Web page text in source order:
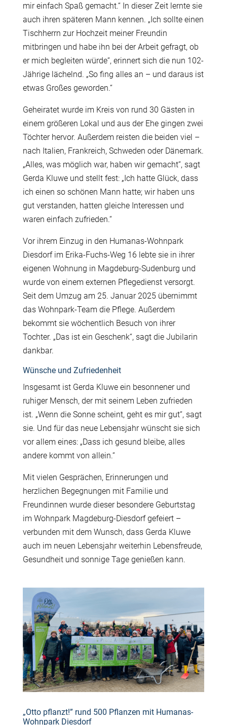
mir einfach Spaß gemacht.“ In dieser Zeit lernte sie
auch ihren späteren Mann kennen. „Ich sollte einen
Tischherrn zur Hochzeit meiner Freundin
mitbringen und habe ihn bei der Arbeit gefragt, ob
er mich begleiten würde“, erinnert sich die nun 102-
Jährige lächelnd. „So fing alles an – und daraus ist
etwas Großes geworden.“
Geheiratet wurde im Kreis von rund 30 Gästen in
einem größeren Lokal und aus der Ehe gingen zwei
Töchter hervor. Außerdem reisten die beiden viel –
nach Italien, Frankreich, Schweden oder Dänemark.
„Alles, was möglich war, haben wir gemacht“, sagt
Gerda Kluwe und stellt fest: „Ich hatte Glück, dass
ich einen so schönen Mann hatte; wir haben uns
gut verstanden, hatten gleiche Interessen und
waren einfach zufrieden.“
Vor ihrem Einzug in den Humanas-Wohnpark
Diesdorf im Erika-Fuchs-Weg 16 lebte sie in ihrer
eigenen Wohnung in Magdeburg-Sudenburg und
wurde von einem externen Pflegedienst versorgt.
Seit dem Umzug am 25. Januar 2025 übernimmt
das Wohnpark-Team die Pflege. Außerdem
bekommt sie wöchentlich Besuch von ihrer
Tochter. „Das ist ein Geschenk“, sagt die Jubilarin
dankbar.
Wünsche und Zufriedenheit
Insgesamt ist Gerda Kluwe ein besonnener und
ruhiger Mensch, der mit seinem Leben zufrieden
ist. „Wenn die Sonne scheint, geht es mir gut“, sagt
sie. Und für das neue Lebensjahr wünscht sie sich
vor allem eines: „Dass ich gesund bleibe, alles
andere kommt von allein.“
Mit vielen Gesprächen, Erinnerungen und
herzlichen Begegnungen mit Familie und
Freundinnen wurde dieser besondere Geburtstag
im Wohnpark Magdeburg-Diesdorf gefeiert –
verbunden mit dem Wunsch, dass Gerda Kluwe
auch im neuen Lebensjahr weiterhin Lebensfreude,
Gesundheit und sonnige Tage genießen kann.
„Otto pflanzt!” rund 500 Pflanzen mit Humanas-
Wohnpark Diesdorf